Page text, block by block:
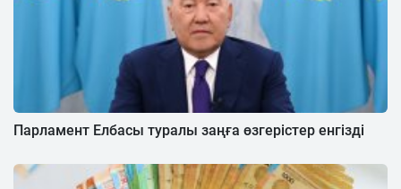
Парламент Елбасы туралы заңға өзгерістер енгізді